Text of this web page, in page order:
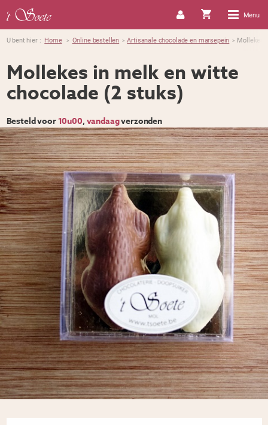
Menu
U bent hier : Home > Online bestellen > Artisanale chocolade en marsepein > Mollekes
Mollekes in melk en witte
chocolade (2 stuks)
Besteld voor10u00,vandaagverzonden